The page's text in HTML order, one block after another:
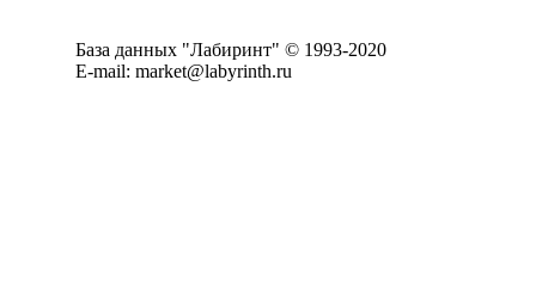
База данных "Лабиринт" © 1993-2020
E-mail: market@labyrinth.ru